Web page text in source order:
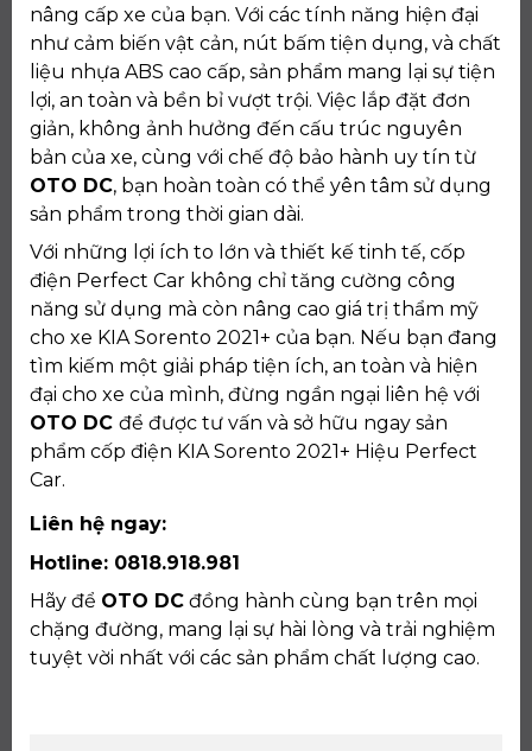
nâng cấp xe của bạn. Với các tính năng hiện đại
như cảm biến vật cản, nút bấm tiện dụng, và chất
liệu nhựa ABS cao cấp, sản phẩm mang lại sự tiện
lợi, an toàn và bền bỉ vượt trội. Việc lắp đặt đơn
giản, không ảnh hưởng đến cấu trúc nguyên
bản của xe, cùng với chế độ bảo hành uy tín từ
OTO DC, bạn hoàn toàn có thể yên tâm sử dụng
sản phẩm trong thời gian dài.
Với những lợi ích to lớn và thiết kế tinh tế, cốp
điện Perfect Car không chỉ tăng cường công
năng sử dụng mà còn nâng cao giá trị thẩm mỹ
cho xe KIA Sorento 2021+ của bạn. Nếu bạn đang
tìm kiếm một giải pháp tiện ích, an toàn và hiện
đại cho xe của mình, đừng ngần ngại liên hệ với
OTO DC để được tư vấn và sở hữu ngay sản
phẩm cốp điện KIA Sorento 2021+ Hiệu Perfect
Car.
Liên hệ ngay:
Hotline: 0818.918.981
Hãy để OTO DC đồng hành cùng bạn trên mọi
chặng đường, mang lại sự hài lòng và trải nghiệm
tuyệt vời nhất với các sản phẩm chất lượng cao.